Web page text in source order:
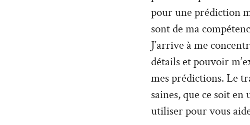
pour une prédiction
sont de ma
J’arrive à me
détails et pouvoir
mes prédictions. Le
saines, que ce soit
utiliser pour vous